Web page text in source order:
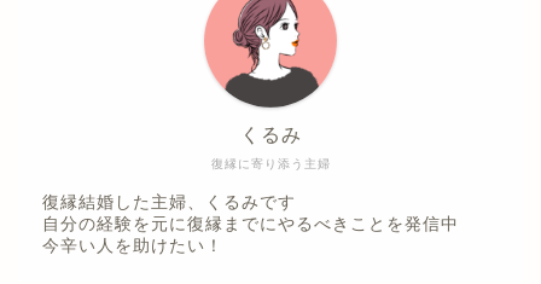
復縁に寄り添う主婦
くるみ
復縁結婚した主婦、くるみです
自分の経験を元に復縁までにやるべきことを発信中
今辛い人を助けたい！